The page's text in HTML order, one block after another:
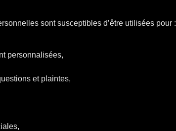
sont susceptibles d’être utilisées pour :
personnalisées,
et plaintes,